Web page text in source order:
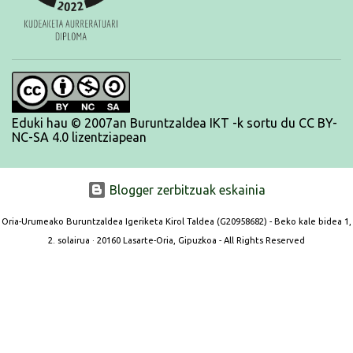
Eduki hau © 2007an Buruntzaldea IKT -k sortu du CC BY-
NC-SA 4.0 lizentziapean
Blogger zerbitzuak eskainia
Oria-Urumeako Buruntzaldea Igeriketa Kirol Taldea (G20958682) - Beko kale bidea 1,
2. solairua · 20160 Lasarte-Oria, Gipuzkoa - All Rights Reserved